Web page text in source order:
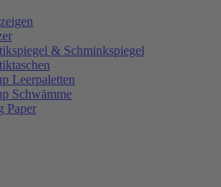
& Schminkspiegel
Leerpaletten
Schwämme
Paper